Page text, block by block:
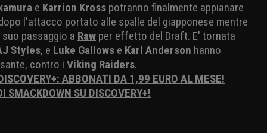
e Karrion Kross potranno finalmente appianare
l'attacco portato alle spalle del giapponese mentre
passaggio a Raw per effetto del Draft. E' tornata
Styles, e Luke Gallows e Karl Anderson hanno
contro i Viking Raiders.
ABBONATI DA 1,99 EURO AL MESE!
SMACKDOWN SU DISCOVERY+!